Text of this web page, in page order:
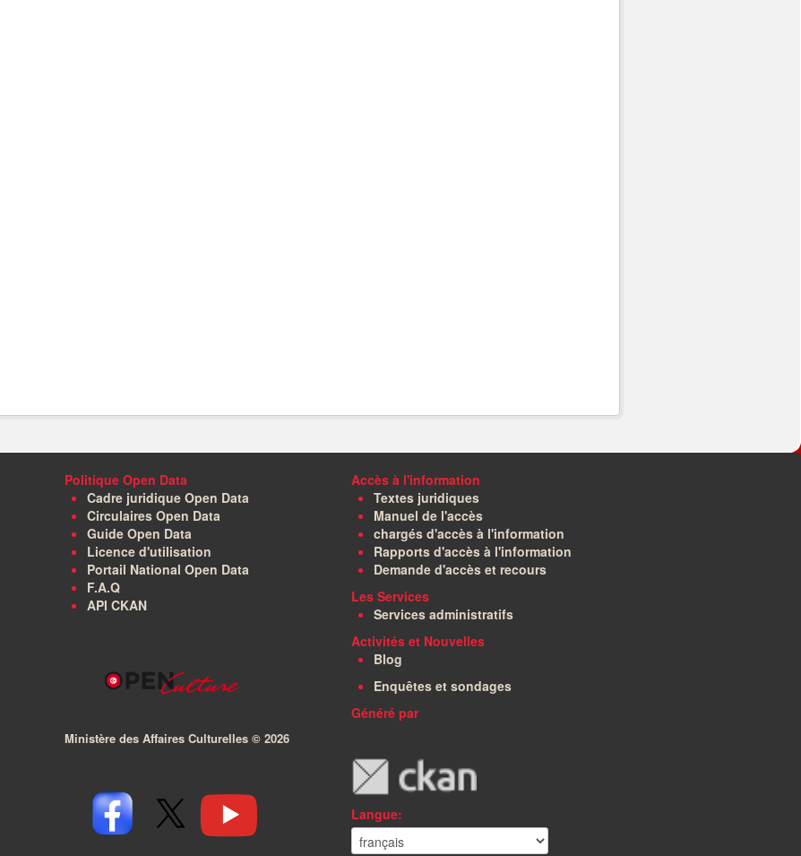
Politique Open Data
Cadre juridique Open Data
Circulaires Open Data
Guide Open Data
Licence d'utilisation
Portail National Open Data
F.A.Q
API CKAN
Ministère des Affaires Culturelles © 2026
Accès à l'information
Textes juridiques
Manuel de l'accès
chargés d'accès à l'information
Rapports d'accès à l'information
Demande d'accès et recours
Les Services
Services administratifs
Activités et Nouvelles
Blog
Enquêtes et sondages
Généré par
Langue